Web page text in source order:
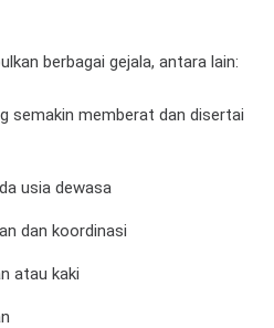
berbagai gejala, antara lain:
semakin memberat dan disertai
usia dewasa
dan koordinasi
atau kaki